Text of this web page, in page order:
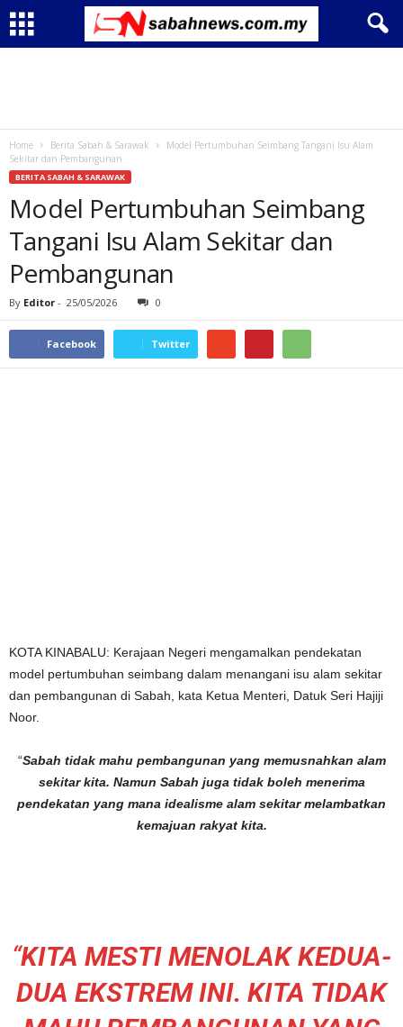
Home Berita Sabah & Sarawak
Model Pertumbuhan Seimbang Tangani Isu Alam
Sekitar dan Pembangunan
BERITA SABAH & SARAWAK
Model Pertumbuhan Seimbang
Tangani Isu Alam Sekitar dan
Pembangunan
By Editor - 25/05/2026 0
Facebook Twitter
KOTA KINABALU: Kerajaan Negeri mengamalkan pendekatan
model pertumbuhan seimbang dalam menangani isu alam sekitar
dan pembangunan di Sabah, kata Ketua Menteri, Datuk Seri Hajiji
Noor.
“Sabah tidak mahu pembangunan yang memusnahkan alam
sekitar kita. Namun Sabah juga tidak boleh menerima
pendekatan yang mana idealisme alam sekitar melambatkan
kemajuan rakyat kita.
“KITA MESTI MENOLAK KEDUA-
DUA EKSTREM INI. KITA TIDAK